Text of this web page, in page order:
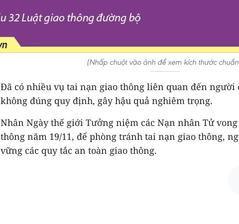
(Nhấp chuột vào ảnh để xem kích thước
Đã có nhiều vụ tai nạn giao thông liên quan đến người
không đúng quy định, gây hậu quả nghiêm trọng.
Nhân Ngày thế giới Tưởng niệm các Nạn nhân Tử
thông năm 19/11, để phòng tránh tai nạn giao thông,
vững các quy tắc an toàn giao thông.